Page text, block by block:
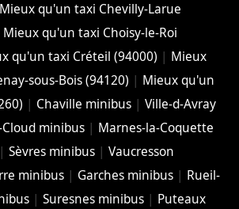
Mieux qu'un taxi Chevilly-Larue
Mieux qu'un taxi Choisy-le-Roi
qu'un taxi Créteil (94000) | Mieux
sous-Bois (94120) | Mieux qu'un
| Chaville minibus| Ville-d-Avray
minibus| Marnes-la-Coquette
Sèvres minibus| Vaucresson
minibus | Garches minibus | Rueil-
|Suresnes minibus | Puteaux